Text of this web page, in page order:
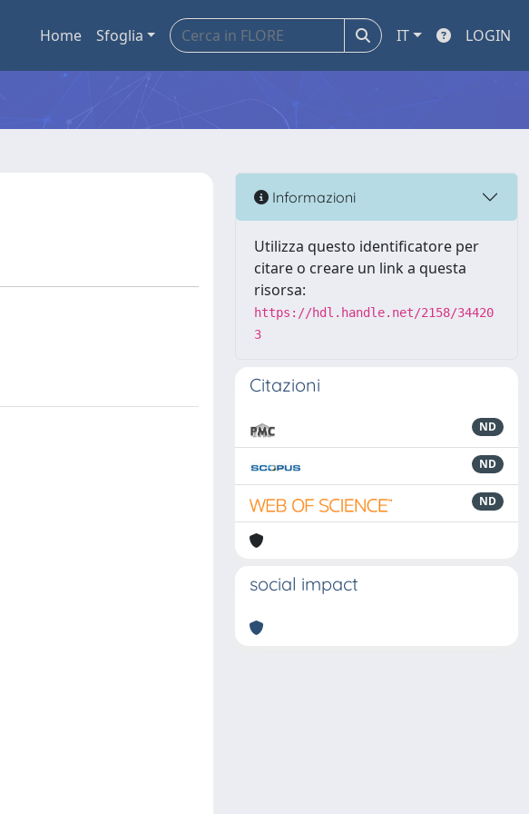
Home Sfoglia IT LOGIN
Informazioni
Utilizza questo identificatore per
citare o creare un link a questa
risorsa:
https://hdl.handle.net/2158/34420
3
Citazioni
ND
ND
ND
social impact